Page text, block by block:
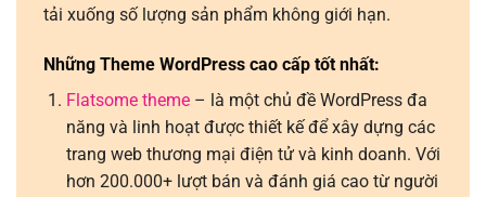
tải xuống số lượng sản phẩm không giới hạn.
Những Theme WordPress cao cấp tốt nhất:
Flatsome theme– là một chủ đề WordPress đa
năng và linh hoạt được thiết kế để xây dựng các
trang web thương mại điện tử và kinh doanh. Với
hơn 200.000+ lượt bán và đánh giá cao từ người